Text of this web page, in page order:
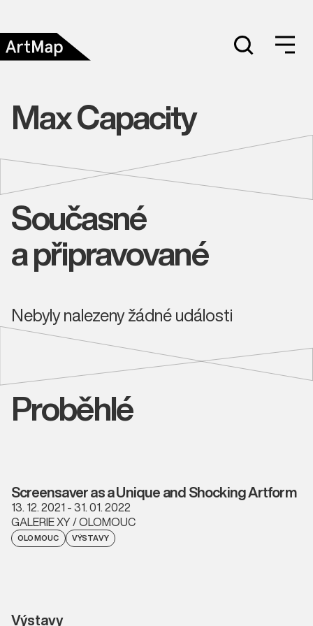
Max Capacity
Současné
a připravované
Nebyly nalezeny žádné události
Proběhlé
Screensaver as a Unique and Shocking Artform
13. 12. 2021 - 31. 01. 2022
GALERIE XY / OLOMOUC
OLOMOUC VÝSTAVY
Výstavy